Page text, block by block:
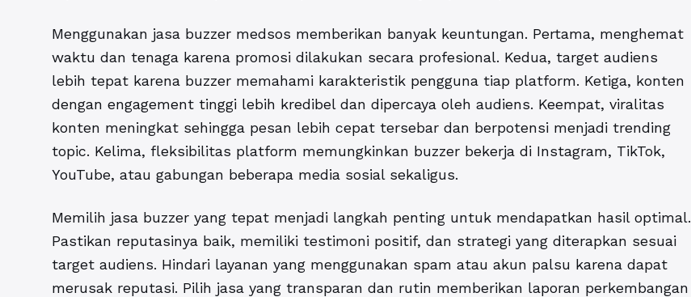
Menggunakan jasa buzzer medsos memberikan banyak keuntungan. Pertama, menghemat
waktu dan tenaga karena promosi dilakukan secara profesional. Kedua, target audiens
lebih tepat karena buzzer memahami karakteristik pengguna tiap platform. Ketiga, konten
dengan engagement tinggi lebih kredibel dan dipercaya oleh audiens. Keempat, viralitas
konten meningkat sehingga pesan lebih cepat tersebar dan berpotensi menjadi trending
topic. Kelima, fleksibilitas platform memungkinkan buzzer bekerja di Instagram, TikTok,
YouTube, atau gabungan beberapa media sosial sekaligus.
Memilih jasa buzzer yang tepat menjadi langkah penting untuk mendapatkan hasil optimal.
Pastikan reputasinya baik, memiliki testimoni positif, dan strategi yang diterapkan sesuai
target audiens. Hindari layanan yang menggunakan spam atau akun palsu karena dapat
merusak reputasi. Pilih jasa yang transparan dan rutin memberikan laporan perkembangan